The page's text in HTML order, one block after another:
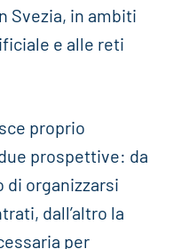
Svezia, in ambiti
e alle reti
proprio
prospettive: da
di organizzarsi
dall’altro la
per